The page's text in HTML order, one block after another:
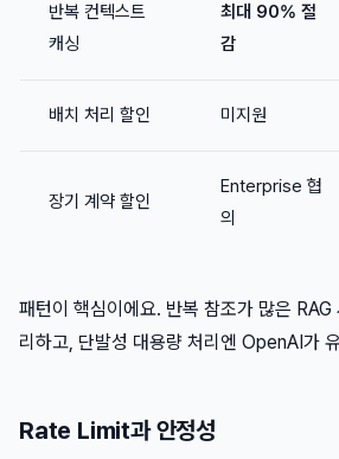
반복 컨텍스트
캐싱
최대 90% 절
감
배치 처리 할인 미지원
장기 계약 할인
Enterprise 협
의
패턴이 핵심이에요. 반복 참조가 많은
리하고, 단발성 대용량 처리엔 OpenAI가
Rate Limit과 안정성